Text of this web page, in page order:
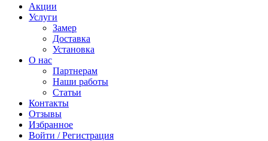
Акции
Услуги
Замер
Доставка
Установка
О нас
Партнерам
Наши работы
Статьи
Контакты
Отзывы
Избранное
Войти / Регистрация